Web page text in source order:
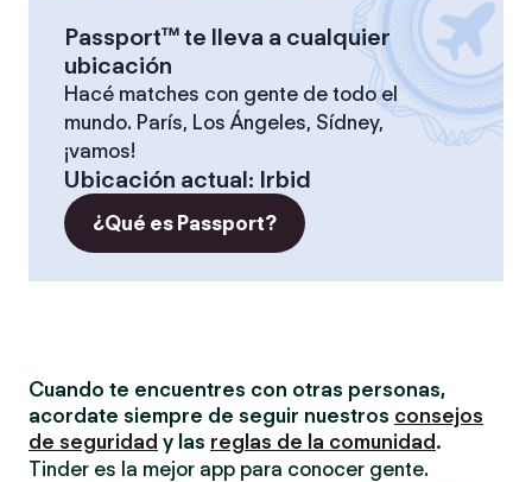
Passport™ te lleva a cualquier
ubicación
Hacé matches con gente de todo el
mundo. París, Los Ángeles, Sídney,
¡vamos!
Ubicación actual: Irbid
¿Qué es Passport?
Cuando te encuentres con otras personas,
acordate siempre de seguir nuestros consejos
de seguridad y las reglas de la comunidad .
Tinder es la mejor app para conocer gente.